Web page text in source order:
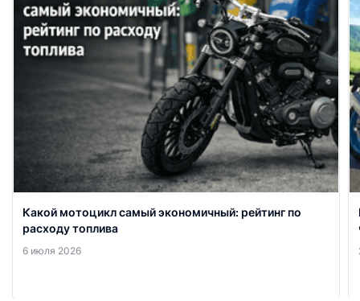
Какой мотоцикл самый экономичный: рейтинг по
расходу топлива
6 июля 2026